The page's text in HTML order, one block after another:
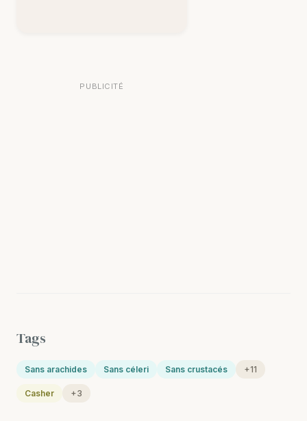
PUBLICITÉ
Tags
Sans arachides Sans céleri Sans crustacés +11
Casher +3